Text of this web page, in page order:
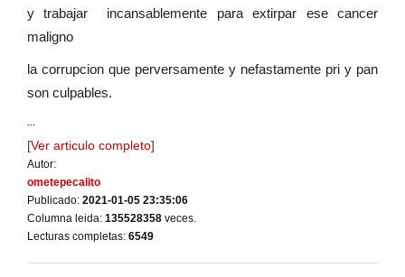
y trabajar incansablemente para extirpar ese cancer
maligno
la corrupcion que perversamente y nefastamente pri y pan
son culpables.
...
[Ver articulo completo]
Autor:
ometepecalito
Publicado: 2021-01-05 23:35:06
Columna leida: 135528358 veces.
Lecturas completas: 6549